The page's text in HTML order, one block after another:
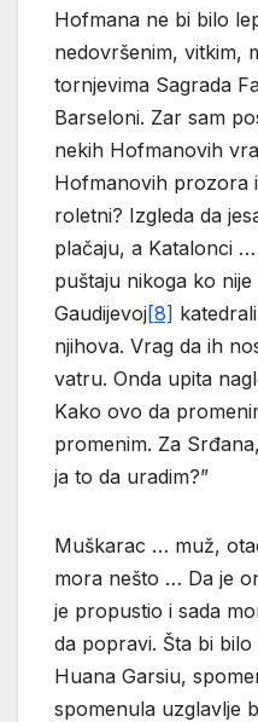
Hofmana ne bi bilo
nedovršenim, vitkim,
tornjevima Sagrada
Barseloni. Zar sam
nekih Hofmanovih
Hofmanovih prozora
roletni? Izgleda da
plačaju, a Katalonci
puštaju nikoga ko
Gaudijevoj[8]
njihova. Vrag da ih
vatru. Onda upita
Kako ovo da
promenim. Za
ja to da uradim?”
Muškarac … muž,
mora nešto … Da je
je propustio i sada
da popravi. Šta bi
Huana Garsiu,
spomenula uzglavlje